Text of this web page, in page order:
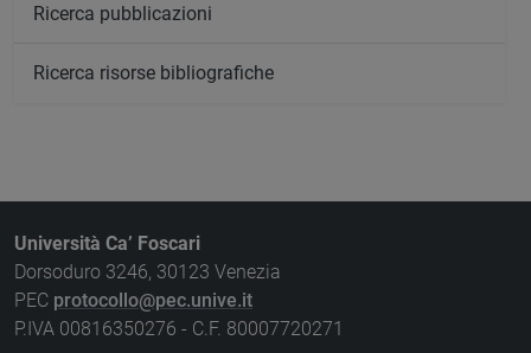
Ricerca pubblicazioni
Ricerca risorse bibliografiche
Università Ca’ Foscari
Dorsoduro 3246, 30123 Venezia
PEC protocollo@pec.unive.it
P.IVA 00816350276 - C.F. 80007720271